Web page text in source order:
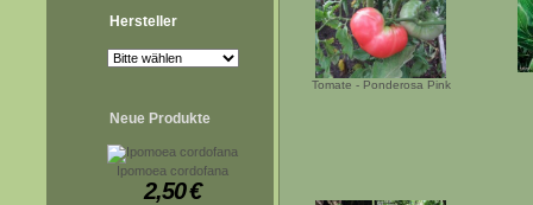
Hersteller
Neue Produkte
Ipomoea cordofana
2,50€
Tomate - Ponderosa Pink